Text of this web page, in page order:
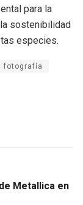
para la
sostenibilidad
especies.
fotografía
Metallica en